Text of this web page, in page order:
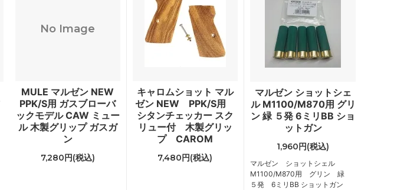
No Image
MULE マルゼン NEW
PPK/S用 ガスブローバ
ックモデル CAW ミュー
ル 木製グリップ ガスガ
ン
7,280円(税込)
キャロムショット マル
ゼン NEW PPK/S用
シタンチェッカー スク
リュー付 木製グリッ
プ CAROM
7,480円(税込)
マルゼン ショットシェ
ル M1100/M870用 グリ
ン 緑 ５発 6ミリBB ショ
ットガン
1,960円(税込)
マルゼン ショットシェル
M1100/M870用 グリン 緑
５発 6ミリBB ショットガン